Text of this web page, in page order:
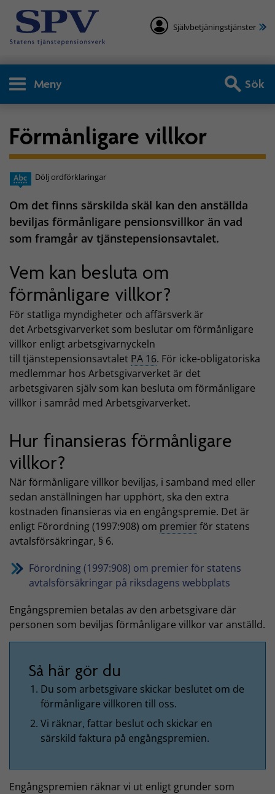
Självbetjäningstjänster
Meny Sök
Förmånligare villkor
Dölj ordförklaringar
Om det finns särskilda skäl kan den anställda
beviljas förmånligare pensionsvillkor än vad
som framgår av tjänstepensionsavtalet.
Vem kan besluta om
förmånligare villkor?
För statliga myndigheter och affärsverk är
det Arbetsgivarverket som beslutar om förmånligare
villkor enligt arbetsgivarnyckeln
till tjänstepensionsavtalet PA 16. För icke-obligatoriska
medlemmar hos Arbetsgivarverket är det
arbetsgivaren själv som kan besluta om förmånligare
villkor i samråd med Arbetsgivarverket.
Hur finansieras förmånligare
villkor?
När förmånligare villkor beviljas, i samband med eller
sedan anställningen har upphört, ska den extra
kostnaden finansieras via en engångspremie. Det är
enligt Förordning (1997:908) om premier för statens
avtalsförsäkringar, § 6.
Förordning (1997:908) om premier för statens
avtalsförsäkringar på riksdagens webbplats
Engångspremien betalas av den arbetsgivare där
personen som beviljas förmånligare villkor var anställd.
Så här gör du
Du som arbetsgivare skickar beslutet om de
förmånligare villkoren till oss.
Vi räknar, fattar beslut och skickar en
särskild faktura på engångspremien.
Engångspremien räknar vi ut enligt grunder som